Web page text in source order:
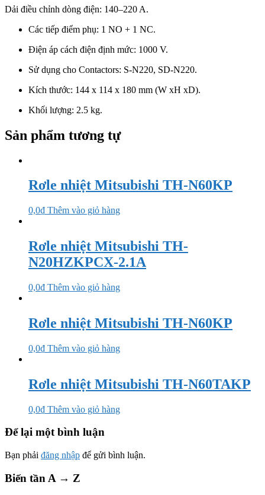
Dải điều chỉnh dòng điện: 140–220 A.
Các tiếp điểm phụ: 1 NO + 1 NC.
Điện áp cách điện định mức: 1000 V.
Sử dụng cho Contactors: S-N220, SD-N220.
Kích thước: 144 x 114 x 180 mm (W xH xD).
Khối lượng: 2.5 kg.
Sản phẩm tương tự
Rơle nhiệt Mitsubishi TH-N60KP
0,0₫ Thêm vào giỏ hàng
Rơle nhiệt Mitsubishi TH-
N20HZKPCX-2.1A
0,0₫ Thêm vào giỏ hàng
Rơle nhiệt Mitsubishi TH-N60KP
0,0₫ Thêm vào giỏ hàng
Rơle nhiệt Mitsubishi TH-N60TAKP
0,0₫ Thêm vào giỏ hàng
Để lại một bình luận
Bạn phải đăng nhập để gửi bình luận.
Biến tần A → Z